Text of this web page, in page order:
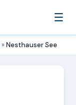
☰
»Nesthauser See